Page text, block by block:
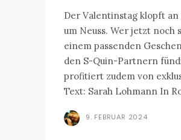
Der Valentinstag klopft
um Neuss. Wer jetzt noch
einem passenden
den S-Quin-Partnern
profitiert zudem von
Text: Sarah
9. FEBRUAR 2024